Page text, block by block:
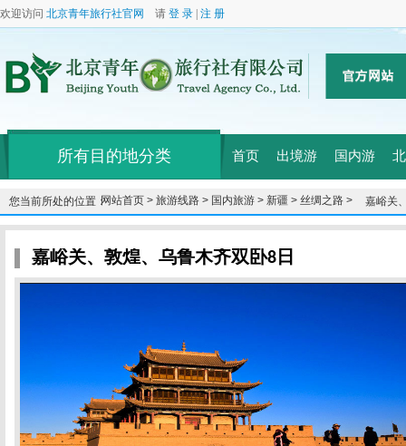
欢迎访问 北京青年旅行社官网 请 登 录 注 册
所有目的地分类 首页 出境游 国内游
您当前所处的位置：网站首页 > 旅游线路 > 国内旅游 > 新疆 > 丝绸之路 > 嘉峪关
嘉峪关、敦煌、乌鲁木齐双卧8日